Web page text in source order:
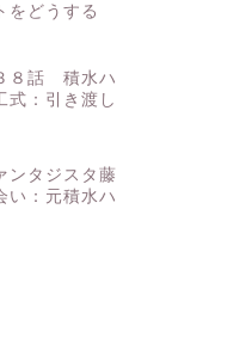
をどうする
８話 積水ハ
式：引き渡し
ンタジスタ藤
い：元積水ハ